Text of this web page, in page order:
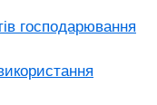
господарювання